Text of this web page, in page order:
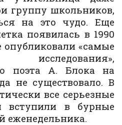
группу школьников,
на это чудо. Еще
появилась в 1990
опубликовали «самые
исследования»,
поэта А. Блока на
не существовало. В
все серьезные
вступили в бурные
еженедельника.